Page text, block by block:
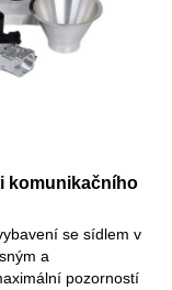
komunikačního
se sídlem v
a
pozorností